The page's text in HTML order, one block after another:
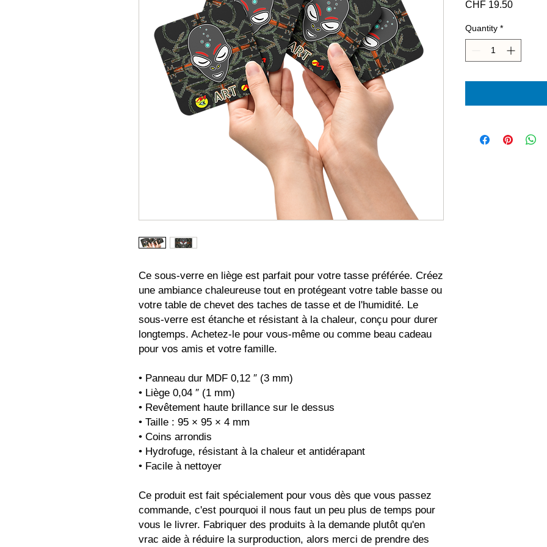
Ce sous-verre en liège est parfait pour votre tasse préférée. Créez
une ambiance chaleureuse tout en protégeant votre table basse ou
votre table de chevet des taches de tasse et de l'humidité. Le
sous-verre est étanche et résistant à la chaleur, conçu pour durer
longtemps. Achetez-le pour vous-même ou comme beau cadeau
pour vos amis et votre famille.
• Panneau dur MDF 0,12 ″ (3 mm)
• Liège 0,04 ″ (1 mm)
• Revêtement haute brillance sur le dessus
• Taille : 95 × 95 × 4 mm
• Coins arrondis
• Hydrofuge, résistant à la chaleur et antidérapant
• Facile à nettoyer
Ce produit est fait spécialement pour vous dès que vous passez
commande, c'est pourquoi il nous faut un peu plus de temps pour
vous le livrer. Fabriquer des produits à la demande plutôt qu'en
vrac aide à réduire la surproduction, alors merci de prendre des
CHF 19.50Price
Quantity *